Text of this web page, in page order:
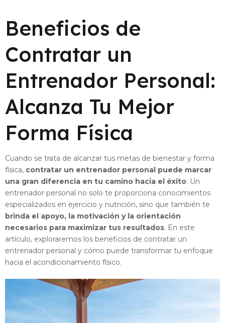
Beneficios de
Contratar un
Entrenador Personal:
Alcanza Tu Mejor
Forma Física
Cuando se trata de alcanzar tus metas de bienestar y forma
física, contratar un entrenador personal puede marcar
una gran diferencia en tu camino hacia el éxito. Un
entrenador personal no solo te proporciona conocimientos
especializados en ejercicio y nutrición, sino que también te
brinda el apoyo, la motivación y la orientación
necesarios para maximizar tus resultados. En este
artículo, exploraremos los beneficios de contratar un
entrenador personal y cómo puede transformar tu enfoque
hacia el acondicionamiento físico.